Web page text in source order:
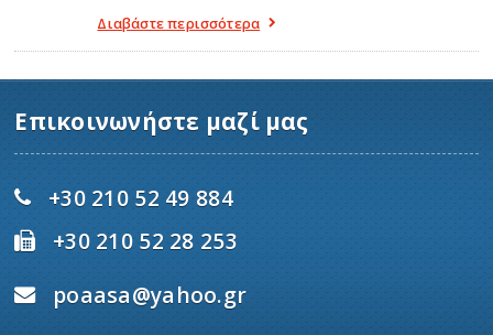
Διαβάστε περισσότερα
Επικοινωνήστε μαζί μας
+30 210 52 49 884
+30 210 52 28 253
poaasa@yahoo.gr